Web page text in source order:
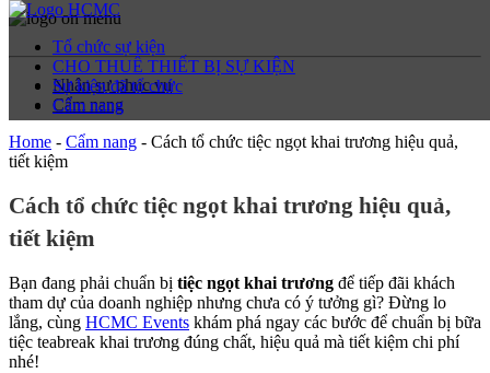
Nhân sự phục vụ
Cẩm nang
Tổ chức sự kiện
CHO THUÊ THIẾT BỊ SỰ KIỆN
Sự kiện đã tổ chức
Cẩm nang
Home - Cẩm nang - Cách tổ chức tiệc ngọt khai trương hiệu quả,
tiết kiệm
Cách tổ chức tiệc ngọt khai trương hiệu quả,
tiết kiệm
Bạn đang phải chuẩn bị tiệc ngọt khai trương để tiếp đãi khách
tham dự của doanh nghiệp nhưng chưa có ý tưởng gì? Đừng lo
lắng, cùng HCMC Events khám phá ngay các bước để chuẩn bị bữa
tiệc teabreak khai trương đúng chất, hiệu quả mà tiết kiệm chi phí
nhé!